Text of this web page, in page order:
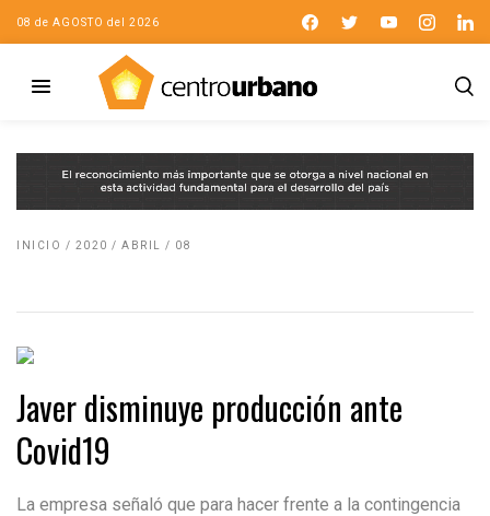
08 de AGOSTO del 2026
INICIO / 2020 / ABRIL / 08
Javer disminuye producción ante
Covid19
La empresa señaló que para hacer frente a la contingencia